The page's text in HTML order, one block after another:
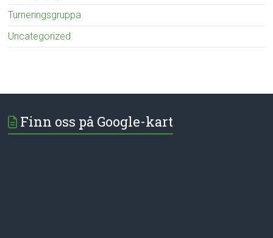
Turneringsgruppa
Uncategorized
Finn oss på Google-kart